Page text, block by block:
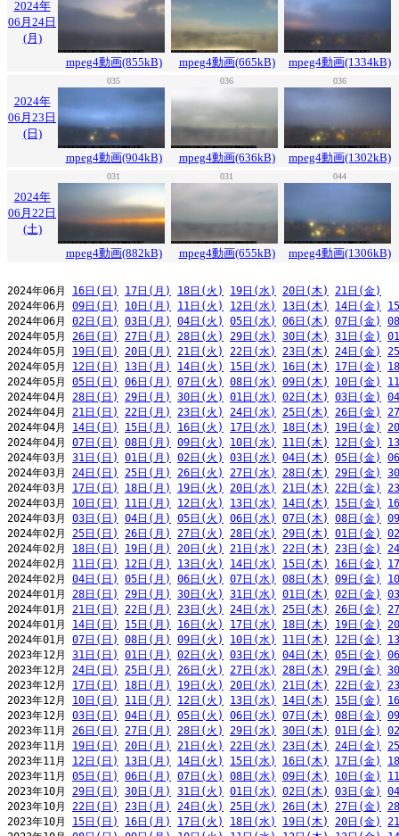
2024年
06月24日
(月)
mpeg4動画(855kB)
mpeg4動画(665kB) mpeg4動画(1334kB)
035 036 036
2024年
06月23日
(日)
mpeg4動画(904kB)
mpeg4動画(636kB) mpeg4動画(1302kB)
031 031 044
2024年
06月22日
(土)
mpeg4動画(882kB)
mpeg4動画(655kB) mpeg4動画(1306kB)
2024年06月 16日(日) 17日(月) 18日(火) 19日(水) 20日(木)
21日(金)
2024年06月 09日(日) 10日(月) 11日(火) 12日(水) 13日(木) 14日(金)
2024年06月 02日(日) 03日(月) 04日(火) 05日(水) 06日(木) 07日(金)
2024年05月 26日(日) 27日(月) 28日(火) 29日(水) 30日(木) 31日(金)
2024年05月 19日(日) 20日(月) 21日(火) 22日(水) 23日(木) 24日(金)
2024年05月 12日(日) 13日(月) 14日(火) 15日(水) 16日(木) 17日(金)
2024年05月 05日(日) 06日(月) 07日(火) 08日(水) 09日(木) 10日(金)
2024年04月 28日(日) 29日(月) 30日(火) 01日(水) 02日(木) 03日(金)
2024年04月 21日(日) 22日(月) 23日(火) 24日(水) 25日(木) 26日(金)
2024年04月 14日(日) 15日(月) 16日(火) 17日(水) 18日(木) 19日(金)
2024年04月 07日(日) 08日(月) 09日(火) 10日(水) 11日(木) 12日(金)
2024年03月 31日(日) 01日(月) 02日(火) 03日(水) 04日(木) 05日(金)
2024年03月 24日(日) 25日(月) 26日(火) 27日(水) 28日(木) 29日(金)
2024年03月 17日(日) 18日(月) 19日(火) 20日(水) 21日(木) 22日(金)
2024年03月 10日(日) 11日(月) 12日(火) 13日(水) 14日(木) 15日(金)
2024年03月 03日(日) 04日(月) 05日(火) 06日(水) 07日(木) 08日(金)
2024年02月 25日(日) 26日(月) 27日(火) 28日(水) 29日(木) 01日(金)
2024年02月 18日(日) 19日(月) 20日(火) 21日(水) 22日(木) 23日(金)
2024年02月 11日(日) 12日(月) 13日(火) 14日(水) 15日(木) 16日(金)
2024年02月 04日(日) 05日(月) 06日(火) 07日(水) 08日(木) 09日(金)
2024年01月 28日(日) 29日(月) 30日(火) 31日(水) 01日(木) 02日(金)
2024年01月 21日(日) 22日(月) 23日(火) 24日(水) 25日(木) 26日(金)
2024年01月 14日(日) 15日(月) 16日(火) 17日(水) 18日(木) 19日(金)
2024年01月 07日(日) 08日(月) 09日(火) 10日(水) 11日(木) 12日(金)
2023年12月 31日(日) 01日(月) 02日(火) 03日(水) 04日(木) 05日(金)
2023年12月 24日(日) 25日(月) 26日(火) 27日(水) 28日(木) 29日(金)
2023年12月 17日(日) 18日(月) 19日(火) 20日(水) 21日(木) 22日(金)
2023年12月 10日(日) 11日(月) 12日(火) 13日(水) 14日(木) 15日(金)
2023年12月 03日(日) 04日(月) 05日(火) 06日(水) 07日(木) 08日(金)
2023年11月 26日(日) 27日(月) 28日(火) 29日(水) 30日(木) 01日(金)
2023年11月 19日(日) 20日(月) 21日(火) 22日(水) 23日(木) 24日(金)
2023年11月 12日(日) 13日(月) 14日(火) 15日(水) 16日(木) 17日(金)
2023年11月 05日(日) 06日(月) 07日(火) 08日(水) 09日(木) 10日(金)
2023年10月 29日(日) 30日(月) 31日(火) 01日(水) 02日(木) 03日(金)
2023年10月 22日(日) 23日(月) 24日(火) 25日(水) 26日(木) 27日(金)
2023年10月 15日(日) 16日(月) 17日(火) 18日(水) 19日(木) 20日(金)